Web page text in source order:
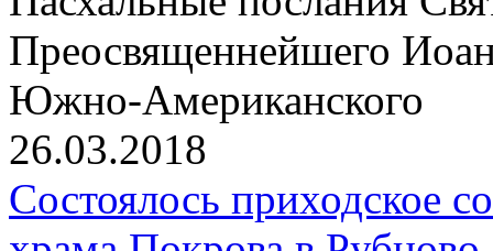
Преосвященнейшего
Южно-Американского
26.03.2018
Состоялось приходское